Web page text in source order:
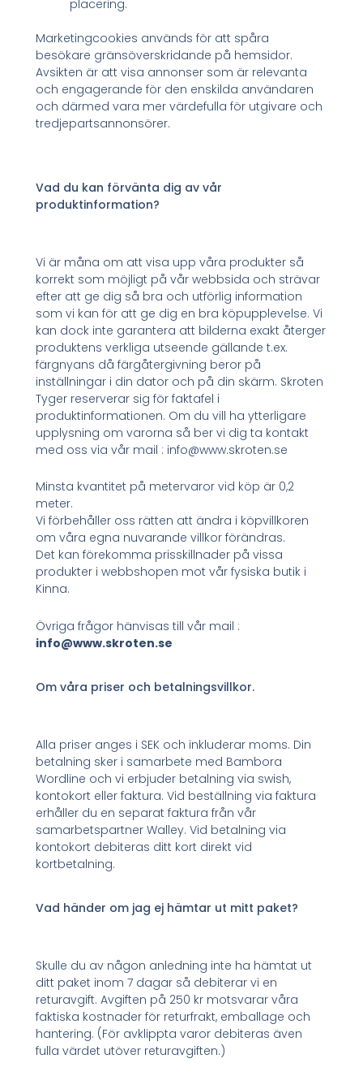
placering.
Marketingcookies används för att spåra
besökare gränsöverskridande på hemsidor.
Avsikten är att visa annonser som är relevanta
och engagerande för den enskilda användaren
och därmed vara mer värdefulla för utgivare och
tredjepartsannonsörer.
Vad du kan förvänta dig av vår
produktinformation?
Vi är måna om att visa upp våra produkter så
korrekt som möjligt på vår webbsida och strävar
efter att ge dig så bra och utförlig information
som vi kan för att ge dig en bra köpupplevelse. Vi
kan dock inte garantera att bilderna exakt återger
produktens verkliga utseende gällande t.ex.
färgnyans då färgåtergivning beror på
inställningar i din dator och på din skärm. Skroten
Tyger reserverar sig för faktafel i
produktinformationen. Om du vill ha ytterligare
upplysning om varorna så ber vi dig ta kontakt
med oss via vår mail : info@www.skroten.se
Minsta kvantitet på metervaror vid köp är 0,2
meter.
Vi förbehåller oss rätten att ändra i köpvillkoren
om våra egna nuvarande villkor förändras.
Det kan förekomma prisskillnader på vissa
produkter i webbshopen mot vår fysiska butik i
Kinna.
Övriga frågor hänvisas till vår mail :
info@www.skroten.se
Om våra priser och betalningsvillkor.
Alla priser anges i SEK och inkluderar moms. Din
betalning sker i samarbete med Bambora
Wordline och vi erbjuder betalning via swish,
kontokort eller faktura. Vid beställning via faktura
erhåller du en separat faktura från vår
samarbetspartner Walley. Vid betalning via
kontokort debiteras ditt kort direkt vid
kortbetalning.
Vad händer om jag ej hämtar ut mitt paket?
Skulle du av någon anledning inte ha hämtat ut
ditt paket inom 7 dagar så debiterar vi en
returavgift. Avgiften på 250 kr motsvarar våra
faktiska kostnader för returfrakt, emballage och
hantering. (För avklippta varor debiteras även
fulla värdet utöver returavgiften.)